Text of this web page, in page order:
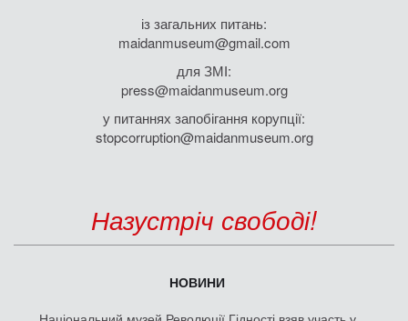
із загальних питань:
maidanmuseum@gmail.com
для ЗМІ:
press@maidanmuseum.org
у питаннях запобігання корупції:
stopcorruption@maidanmuseum.org
Назустріч свободі!
НОВИНИ